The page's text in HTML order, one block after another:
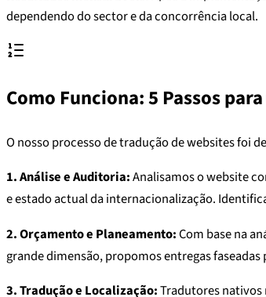
dependendo do sector e da concorrência local.
Como Funciona: 5 Passos
O nosso processo de tradução de websites foi
1. Análise e Auditoria:Analisamos o website
e estado actual da internacionalização.
2. Orçamento e Planeamento:Com base na
grande dimensão, propomos entregas
3. Tradução e Localização:Tradutores nativos